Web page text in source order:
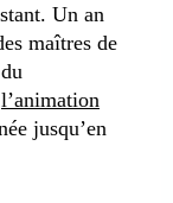
Un an
maîtres de
l’animation
jusqu’en